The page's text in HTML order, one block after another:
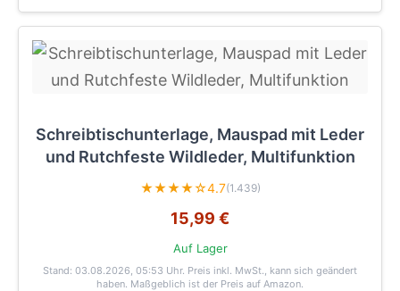
Schreibtischunterlage, Mauspad mit Leder
und Rutchfeste Wildleder, Multifunktion
★★★★☆4.7(1.439)
15,99 €
Auf Lager
Stand: 03.08.2026, 05:53 Uhr. Preis inkl. MwSt., kann sich geändert
haben. Maßgeblich ist der Preis auf Amazon.